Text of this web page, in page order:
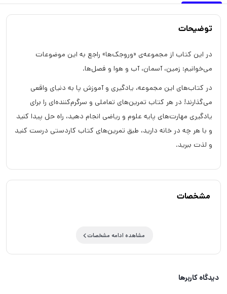
توضیحات
در این کتاب از مجموعه‌ی «وروجک‌ها» راجع به این موضوعات
می‌خوانیم: زمین، آسمان، آب و هوا و فصل‌ها.
در کتاب‌های این مجموعه، یادگیری و آموزش پا به دنیای واقعی
می‌گذارند! در هر کتاب تمرین‌های تعاملی و سرگرم‌کننده‌ای را‌ برای
یادگیری مهارت‌های پایه علوم و ریاضی انجام دهید، راه حل پیدا کنید
و با هر چه در خانه دارید، طبق تمرین‌های کتاب کاردستی درست کنید
و لذت ببرید.
مشخصات
مشاهده ادامه مشخصات
دیدگاه کاربرها